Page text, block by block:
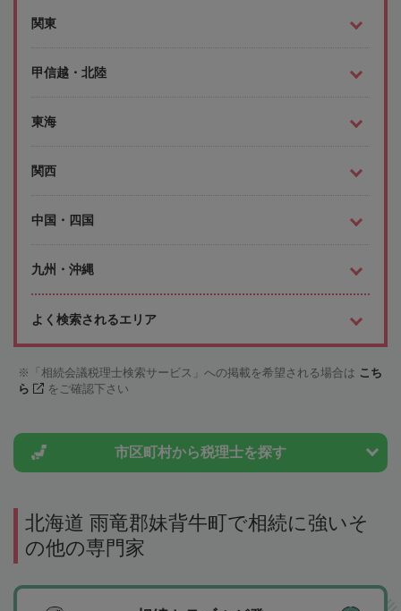
関東
甲信越・北陸
東海
関西
中国・四国
九州・沖縄
よく検索されるエリア
「相続会議税理士検索サービス」への掲載を希望される場合は こち
ら
をご確認下さい
市区町村から税理士を探す
北海道 雨竜郡妹背牛町で相続に強いそ
の他の専門家